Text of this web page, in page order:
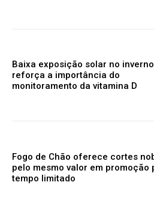
Baixa exposição solar no inverno
reforça a importância do
monitoramento da vitamina D
Fogo de Chão oferece cortes
pelo mesmo valor em promoção
tempo limitado